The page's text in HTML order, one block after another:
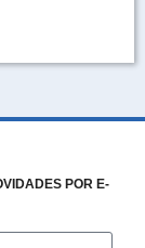
POR E-